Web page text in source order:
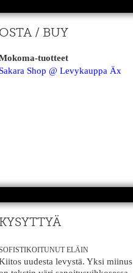
/ BUY
tuotteet
Shop @ Levykauppa Äx
ELÄIN
uudesta levystä. Yksi miinus